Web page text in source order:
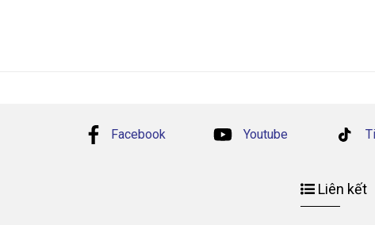
Facebook Youtube
Liên kết